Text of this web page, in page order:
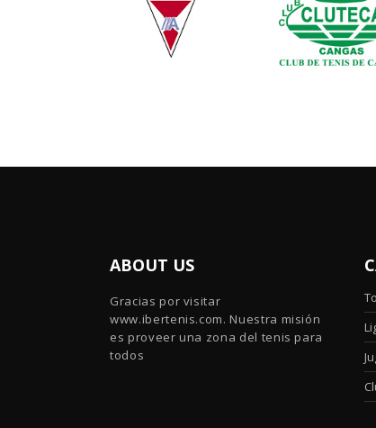
ABOUT US
Gracias por visitar
www.ibertenis.com. Nuestra misión
es proveer una zona del tenis para
todos